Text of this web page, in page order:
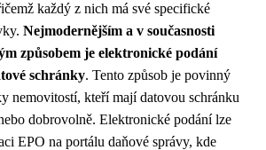
každý z nich má své specifické
Nejmodernějším a v současnosti
způsobem je elektronické podání
schránky. Tento způsob je povinný
nemovitostí, kteří mají datovou schránku
dobrovolně. Elektronické podání lze
EPO na portálu daňové správy, kde